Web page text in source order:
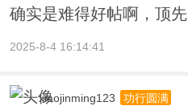
确实是难得好帖啊，顶先
2025-8-4 16:14:41
xiaojinming123 功行圆满